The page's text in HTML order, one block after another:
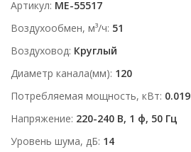
Артикул ME-55517
Воздухообмен, м³/ч 51
Воздуховод Круглый
Диаметр канала(мм) 120
Потребляемая мощность, кВт 0.019
Напряжение 220-240 В, 1 ф, 50 Гц
Уровень шума, дБ 14